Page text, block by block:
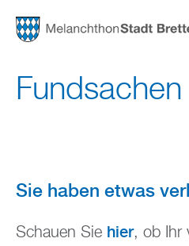
Fundsachen
Sie haben etwas
Schauen Sie hier, ob Ihr